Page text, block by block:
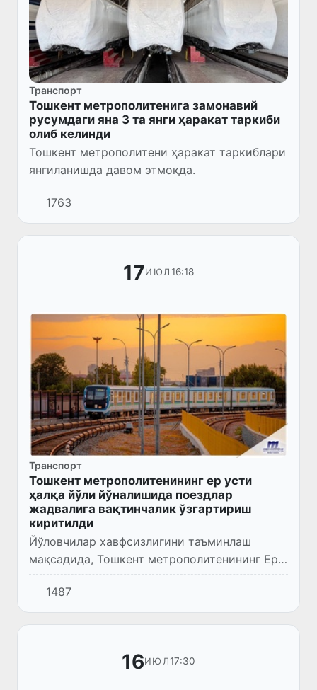
Транспорт
Тошкент метрополитенига замонавий
русумдаги яна 3 та янги ҳаракат таркиби
олиб келинди
Тошкент метрополитени ҳаракат таркиблари
янгиланишда давом этмоқда.
1763
17ИЮЛ 16:18
Транспорт
Тошкент метрополитенининг ер усти
ҳалқа йўли йўналишида поездлар
жадвалига вақтинчалик ўзгартириш
киритилди
Йўловчилар хавфсизлигини таъминлаш
мақсадида, Тошкент метрополитенининг Ер
усти ҳалқа йўли йўналишидаги бекатларнинг
техник ҳолатини қўшимча равишда батафсил
назоратдан ўтказиш учу...
1487
16ИЮЛ17:30